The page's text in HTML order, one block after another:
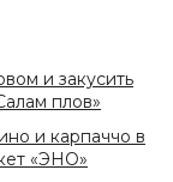
и закусить
плов»
и карпаччо в
«ЭНО»